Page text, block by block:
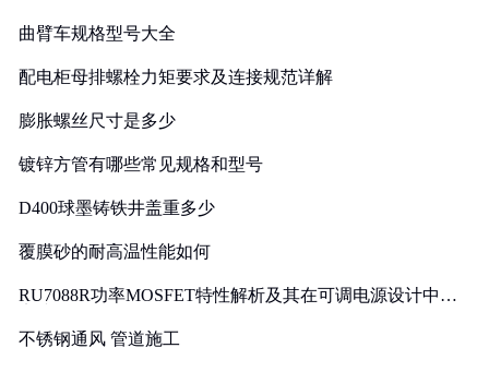
曲臂车规格型号大全
配电柜母排螺栓力矩要求及连接规范详解
膨胀螺丝尺寸是多少
镀锌方管有哪些常见规格和型号
D400球墨铸铁井盖重多少
覆膜砂的耐高温性能如何
RU7088R功率MOSFET特性解析及其在可调电源设计中的
不锈钢通风 管道施工